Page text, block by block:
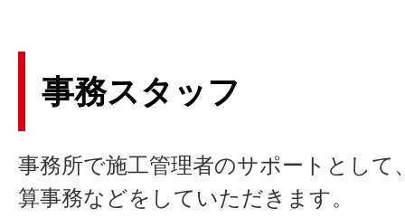
事務スタッフ
事務所で施工管理者のサポートとして
算事務などをしていただきます。